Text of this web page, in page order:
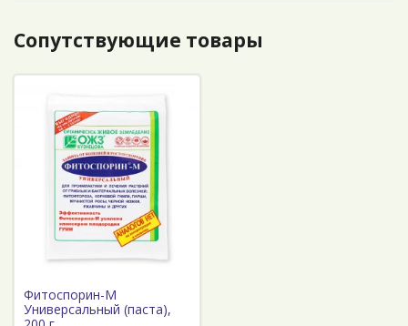
Сопутствующие товары
Фитоспорин-М
Универсальный (паста),